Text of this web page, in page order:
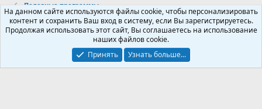
Полезные программы
Russian (RU)
Условия и правила
Политика конфиденциальности
Помощь
На данном сайте используются файлы cookie, чтобы персонализировать
контент и сохранить Ваш вход в систему, если Вы зарегистрируетесь.
Продолжая использовать этот сайт, Вы соглашаетесь на использование
наших файлов cookie.
Принять
Узнать больше...